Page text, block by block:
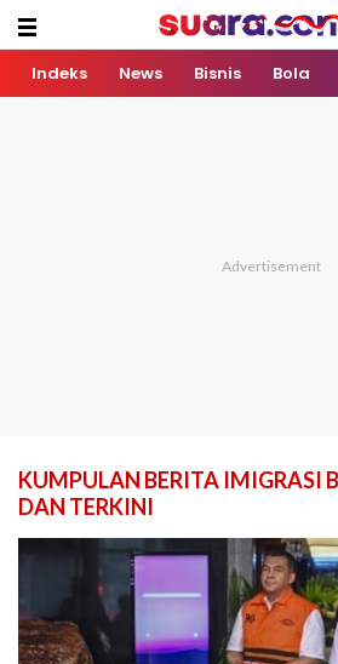
Indeks News Bisnis Bola
KUMPULAN BERITA IMIGRASI
DAN TERKINI